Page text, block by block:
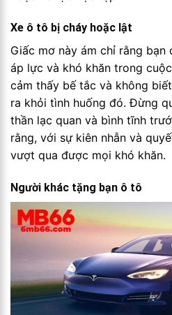
Xe ô tô bị cháy hoặc lật
Giấc mơ này ám chỉ rằng bạn
áp lực và khó khăn trong
cảm thấy bế tắc và không
ra khỏi tình huống đó. Đừng
thần lạc quan và bình tĩnh
rằng, với sự kiên nhẫn và
vượt qua được mọi khó khăn.
Người khác tặng bạn ô tô